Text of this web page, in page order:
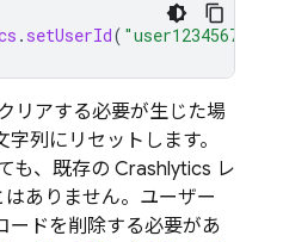
. setUserId( "user123456789"
リアする必要が生じた場
列にリセットします。
も、既存の Crashlytics レ
ありません。ユーザー
ードを削除する必要があ